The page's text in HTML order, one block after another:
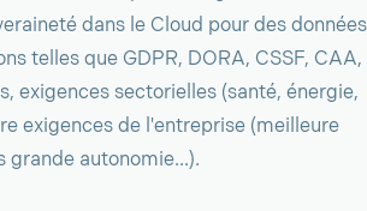
dans le Cloud pour des données
telles que GDPR, DORA, CSSF, CAA,
exigences sectorielles (santé, énergie,
exigences de l'entreprise (meilleure
grande autonomie...).